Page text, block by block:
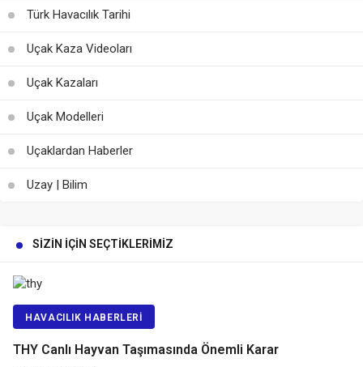
Türk Havacılık Tarihi
Uçak Kaza Videoları
Uçak Kazaları
Uçak Modelleri
Uçaklardan Haberler
Uzay | Bilim
SIZIN İÇIN SEÇTIKLERIMIZ
HAVACILIK HABERLERI
THY Canlı Hayvan Taşımasında Önemli Karar